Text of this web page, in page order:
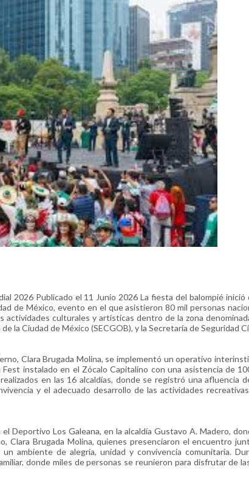
2026 Publicado el 11 Junio 2026 La fiesta del balompié
de México, evento en el que asistieron 80 mil personas
culturales y artísticas dentro de la zona
la Ciudad de México (SECGOB), y la Secretaría de Seguridad
Clara Brugada Molina, se implementó un operativo
instalado en el Zócalo Capitalino con una asistencia de
en las 16 alcaldías, donde se registró una afluencia
y el adecuado desarrollo de las actividades
Deportivo Los Galeana, en la alcaldía Gustavo A. Madero,
Clara Brugada Molina, quienes presenciaron el encuentro
ambiente de alegría, unidad y convivencia comunitaria.
donde miles de personas se reunieron para disfrutar de